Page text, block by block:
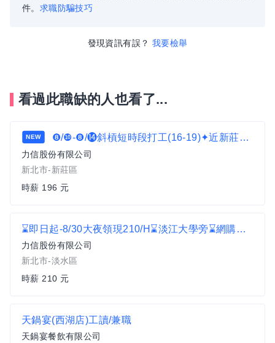
件。 求職防騙技巧
發現資訊有誤？ 我要檢舉
看過此職缺的人也看了...
NEW ❽/❿-❽/⓮斜槓短時段打工(16-19)✦近新莊國賓✦搬運理貨作業c1
力信股份有限公司
新北市-新莊區
時薪 196 元
⌛即日起-8/30大夜領現210/H⌛淡江大學旁⌛網購理貨員 C2
力信股份有限公司
新北市-淡水區
時薪 210 元
天鍋宴(西湖店)工讀/兼職
天鍋宴餐飲有限公司